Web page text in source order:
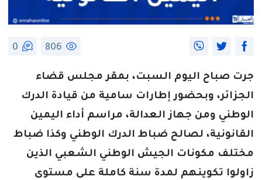
806
0
جرت صباح اليوم السبت، بمقر مجلس قضاء
الجزائر، وبحضور إطارات سامية من قيادة الدرك
الوطني ومن جهاز العدالة، مراسم أداء اليمين
القانونية، لصالح ضباط الدرك الوطني وكذا ضباط
مختلف مكونات الجيش الوطني الشعبي الذين
زاولوا تكوينهم لمدة سنة كاملة على مستوى